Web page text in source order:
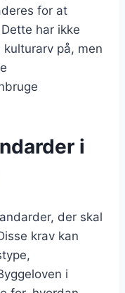
for at
har ikke
på, men
i
der skal
krav kan
i